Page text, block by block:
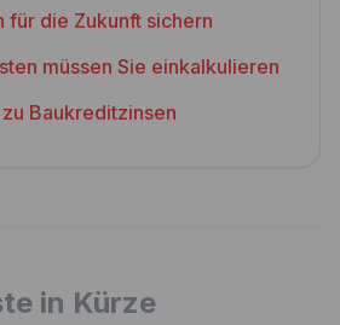
für die Zukunft sichern
müssen Sie einkalkulieren
Baukreditzinsen
in Kürze